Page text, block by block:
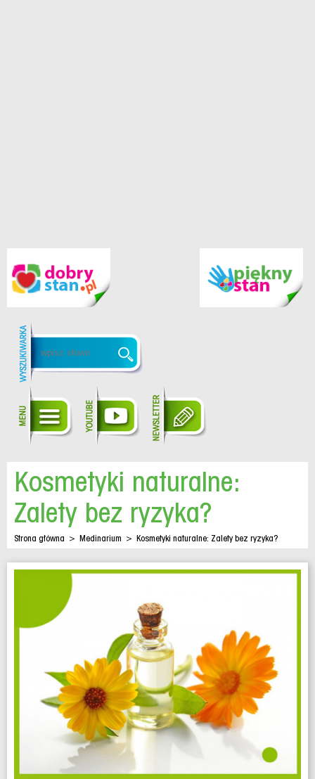
Kosmetyki naturalne:
Zalety bez ryzyka?
Strona główna > Medinarium > Kosmetyki naturalne: Zalety bez ryzyka?